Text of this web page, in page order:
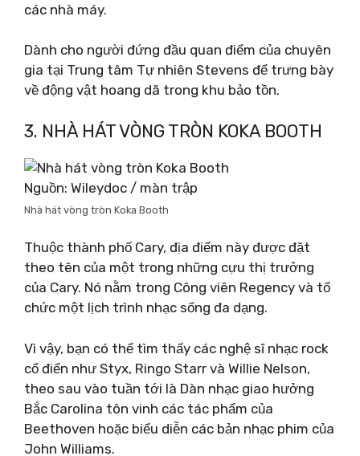
các nhà máy.
Dành cho người đứng đầu quan điểm của chuyên
gia tại Trung tâm Tự nhiên Stevens để trưng bày
về động vật hoang dã trong khu bảo tồn.
3. NHÀ HÁT VÒNG TRÒN KOKA BOOTH
Nguồn: Wileydoc / màn trập
Nhà hát vòng tròn Koka Booth
Thuộc thành phố Cary, địa điểm này được đặt
theo tên của một trong những cựu thị trưởng
của Cary. Nó nằm trong Công viên Regency và tổ
chức một lịch trình nhạc sống đa dạng.
Vì vậy, bạn có thể tìm thấy các nghệ sĩ nhạc rock
cổ điển như Styx, Ringo Starr và Willie Nelson,
theo sau vào tuần tới là Dàn nhạc giao hưởng
Bắc Carolina tôn vinh các tác phẩm của
Beethoven hoặc biểu diễn các bản nhạc phim của
John Williams.